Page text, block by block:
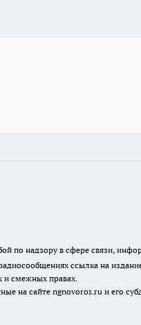
по надзору в сфере связи,
ссылка на
и смежных правах.
на сайте ngnovoros.ru и его